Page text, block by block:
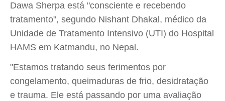
Dawa Sherpa está "consciente e recebendo
tratamento", segundo Nishant Dhakal, médico da
Unidade de Tratamento Intensivo (UTI) do Hospital
HAMS em Katmandu, no Nepal.
"Estamos tratando seus ferimentos por
congelamento, queimaduras de frio, desidratação
e trauma. Ele está passando por uma avaliação